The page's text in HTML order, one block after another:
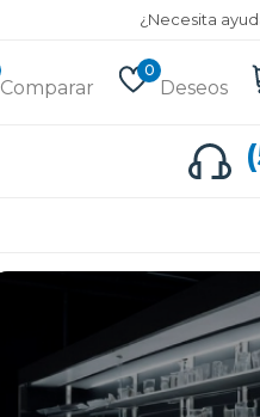
¿Necesita
Comparar
0
Deseos